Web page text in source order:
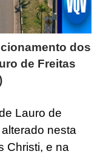
dos
de Freitas
Lauro de
nesta
Christi, e na